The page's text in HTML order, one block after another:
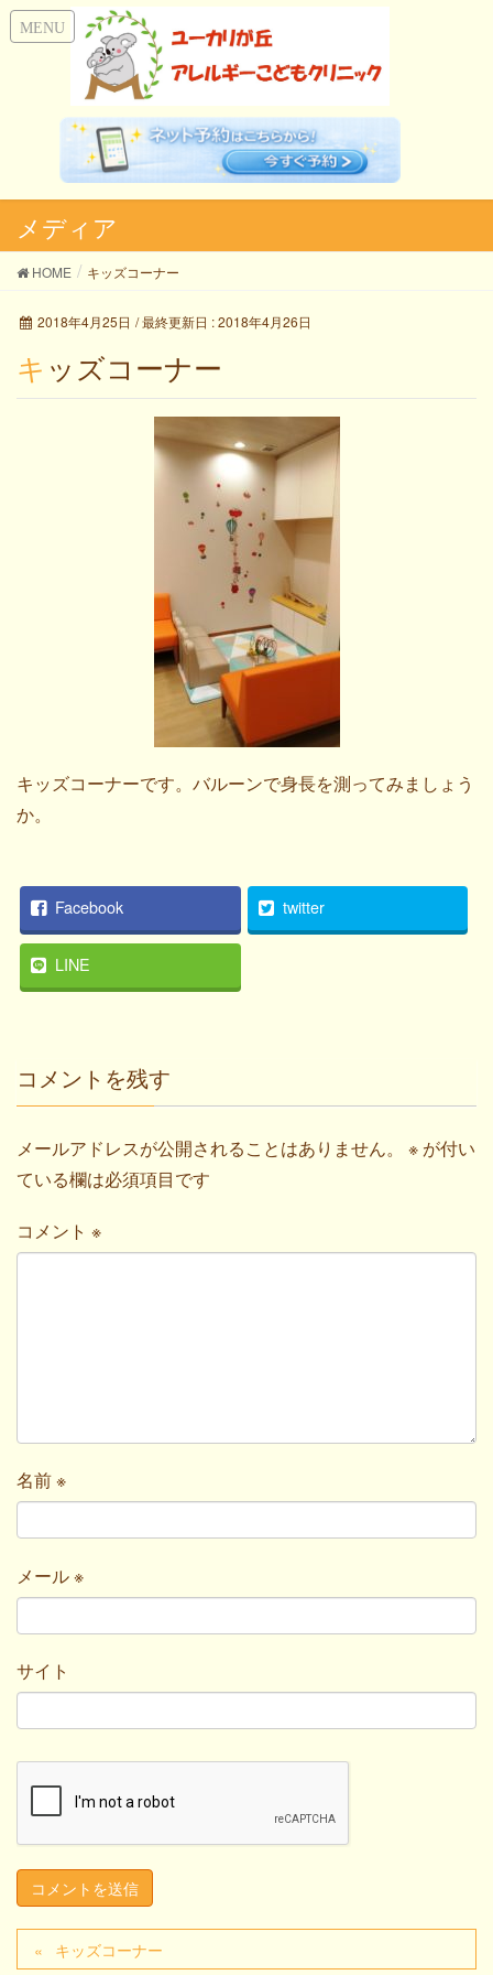
メディア
HOME キッズコーナー
2018年4月25日 / 最終更新日 :2018年4月26日
キッズコーナー
キッズコーナーです。バルーンで身長を測ってみましょう
か。
Facebook twitter
LINE
コメントを残す
メールアドレスが公開されることはありません。 ※ が付い
ている欄は必須項目です
コメント ※
名前※
メール※
サイト
キッズコーナー